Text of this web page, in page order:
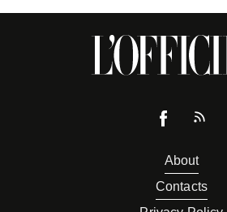
About
Contacts